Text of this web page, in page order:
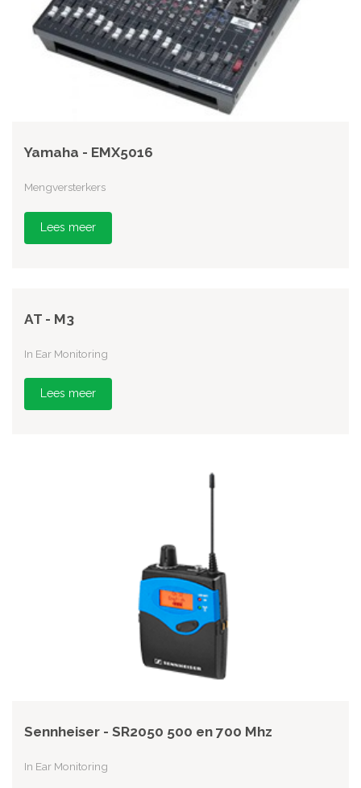
Yamaha - EMX5016
Mengversterkers
Lees meer
AT - M3
In Ear Monitoring
Lees meer
Sennheiser - SR2050 500 en 700 Mhz
In Ear Monitoring